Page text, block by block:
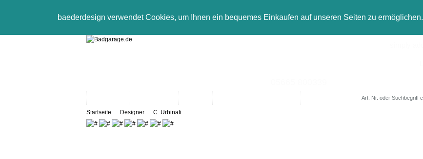
baederdesign verwendet Cookies, um Ihnen ein bequemes Einkaufen auf unseren Seiten zu ermöglichen.
Startseite Designer C. Urbinati